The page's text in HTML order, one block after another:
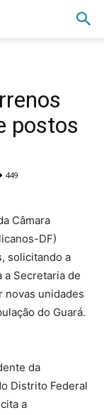
postos
449
Câmara
DF)
solicitando a
Secretaria de
novas unidades
do Guará.
da
Distrito Federal
a